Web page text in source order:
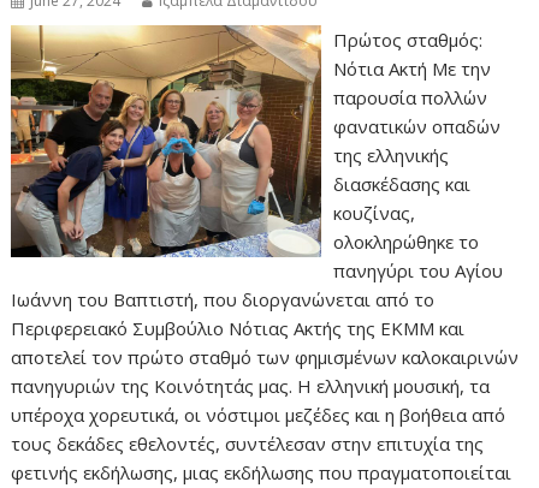
Πρώτος σταθμός:
Νότια Ακτή Με την
παρουσία πολλών
φανατικών οπαδών
της ελληνικής
διασκέδασης και
κουζίνας,
ολοκληρώθηκε το
πανηγύρι του Αγίου
Ιωάννη του Βαπτιστή, που διοργανώνεται από το
Περιφερειακό Συμβούλιο Νότιας Ακτής της ΕΚΜΜ και
αποτελεί τον πρώτο σταθμό των φημισμένων καλοκαιρινών
πανηγυριών της Κοινότητάς μας. Η ελληνική μουσική, τα
υπέροχα χορευτικά, οι νόστιμοι μεζέδες και η βοήθεια από
τους δεκάδες εθελοντές, συντέλεσαν στην επιτυχία της
φετινής εκδήλωσης, μιας εκδήλωσης που πραγματοποιείται